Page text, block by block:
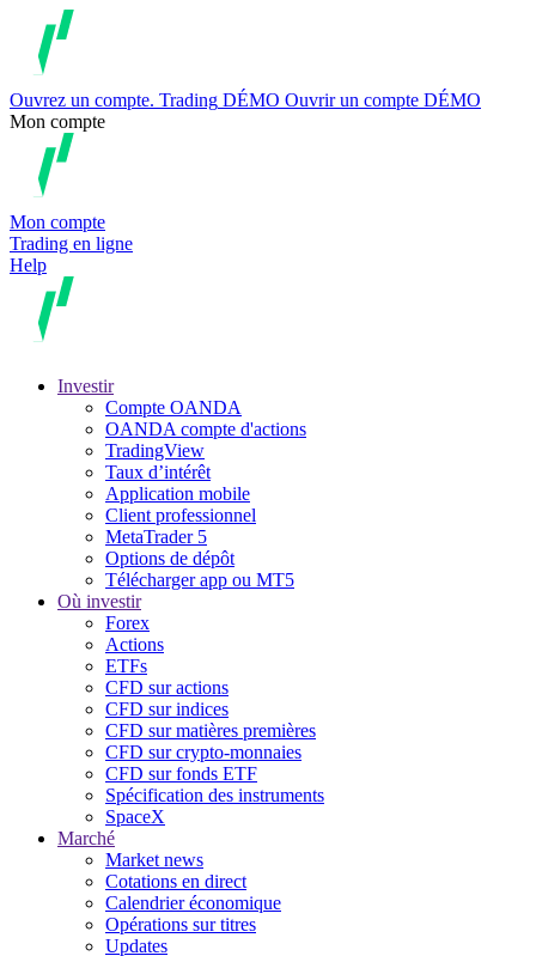
Ouvrez un compte. Trading DÉMO Ouvrir un compte DÉMO
Mon compte
Mon compte
Trading en ligne
Help
Investir
Compte OANDA
OANDA compte d'actions
TradingView
Taux d’intérêt
Application mobile
Client professionnel
MetaTrader 5
Options de dépôt
Télécharger app ou MT5
Où investir
Forex
Actions
ETFs
CFD sur actions
CFD sur indices
CFD sur matières premières
CFD sur crypto-monnaies
CFD sur fonds ETF
Spécification des instruments
SpaceX
Marché
Market news
Cotations en direct
Calendrier économique
Opérations sur titres
Updates